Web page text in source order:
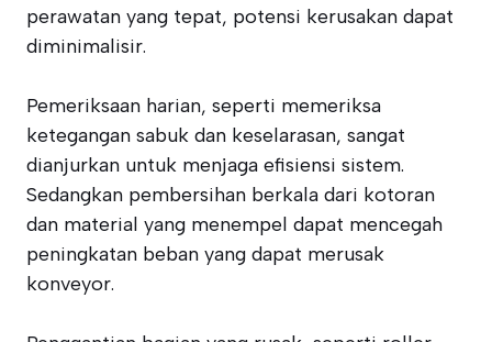
perawatan yang tepat, potensi kerusakan dapat
diminimalisir.
Pemeriksaan harian, seperti memeriksa
ketegangan sabuk dan keselarasan, sangat
dianjurkan untuk menjaga efisiensi sistem.
Sedangkan pembersihan berkala dari kotoran
dan material yang menempel dapat mencegah
peningkatan beban yang dapat merusak
konveyor.